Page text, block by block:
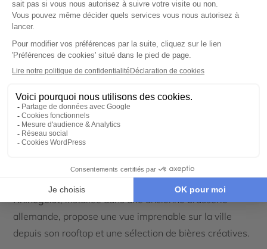
Le Findlay Marketest une véritable institution à
Cincinnati. On y goûte des spécialités locales comme la
Goetta, une saucisse typique de la région, ou le
Cincinnati Style Chili, une sauce épicée servie sur des
pâtes, surprenante mais incontournable. Ce marché
historique est aussi un lieu de vie, de rencontre, de
musique et de découvertes.
La ville a aussi conservé son héritage de capitale
microbrasseriesperpétuent cette tradition
Rhinegeist, installée dans une ancienne brasserie
allemande, propose une vue imprenable sur la ville
depuis son rooftop et une sélection de bières créatives.